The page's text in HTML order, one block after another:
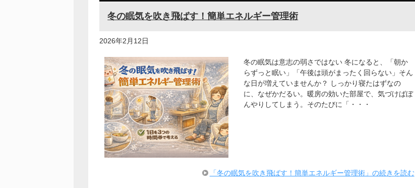
冬の眠気を吹き飛ばす！簡単エネルギー管理術
2026年2月12日
冬の眠気は意志の弱さではない 冬になると、「朝か
らずっと眠い」「午後は頭がまったく回らない」そん
な日が増えていませんか？ しっかり寝たはずなの
に、なぜかだるい。暖房の効いた部屋で、気づけばぼ
んやりしてしまう。そのたびに「・・・
「冬の眠気を吹き飛ばす！簡単エネルギー管理術」の続きを読む